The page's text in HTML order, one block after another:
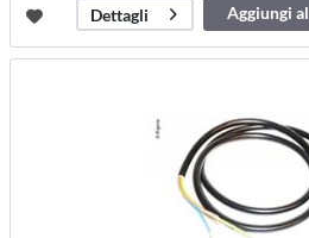
Dettagli
Aggiungi al
carrello